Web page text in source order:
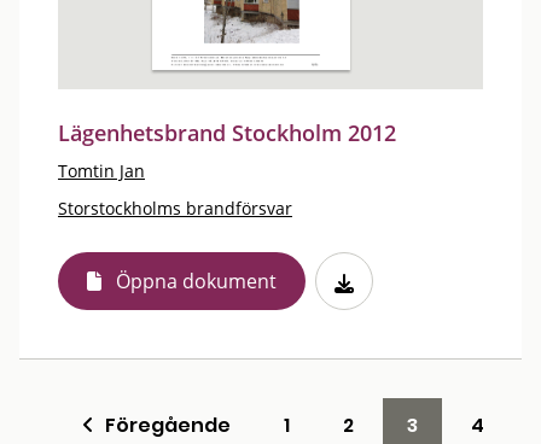
Lägenhetsbrand Stockholm 2012
Tomtin Jan
Storstockholms brandförsvar
Öppna dokument
Föregående 1 2 3
4